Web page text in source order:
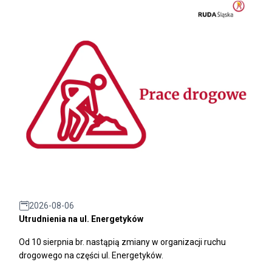
2026-08-06
Utrudnienia na ul. Energetyków
Od 10 sierpnia br. nastąpią zmiany w organizacji ruchu
drogowego na części ul. Energetyków.